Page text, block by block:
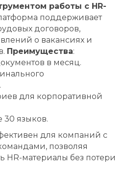
работы с HR-
поддерживает
договоров,
о вакансиях и
Преимущества:
в месяц.
для корпоративной
30 языков.
для компаний с
позволяя
HR-материалы без потери